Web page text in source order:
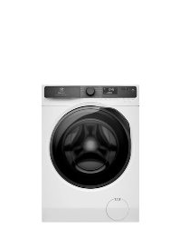
cottonVệ sinh lồng giặt
Giặt ga giường
nghệ UltraMix hoà tan
xoay, cảm ứng và màn